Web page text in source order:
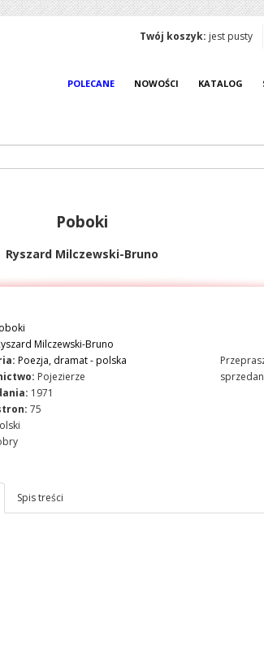
Twój koszyk: jest pusty
POLECANE NOWOŚCI KATALOG
Poboki
Ryszard Milczewski-Bruno
Milczewski-Bruno
Poezja, dramat - polska
Pojezierze
1971
75
Spis treści